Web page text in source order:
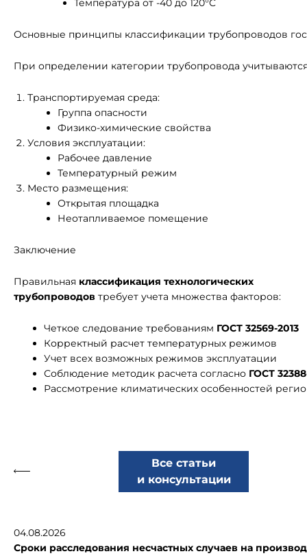
Температура от -40 до 120°C
Основные принципы классификации трубопроводов
При определении категории трубопровода
Транспортируемая среда:
Группа опасности
Физико-химические свойства
Условия эксплуатации:
Рабочее давление
Температурный режим
Место размещения:
Открытая площадка
Неотапливаемое помещение
Заключение
Правильная классификация технологических
трубопроводов требует учета множества факторов:
Четкое следование требованиям ГОСТ 32569-2013
Корректный расчет температурных режимов
Учет всех возможных режимов эксплуатации
Соблюдение методик расчета согласно ГОСТ
Рассмотрение климатических особенностей
Все статьи
и консультации
04.08.2026
Сроки расследования несчастных случаев на